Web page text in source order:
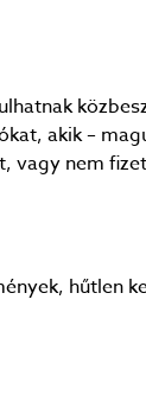
akik –
vagy nem
hűtlen